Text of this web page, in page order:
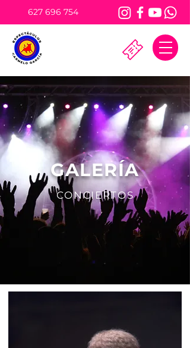
627 696 754
GALERÍA
CONCIERTOS